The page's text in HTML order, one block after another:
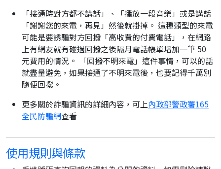
「接通時對方都不講話」、「播放一段音樂」或是講話
「謝謝您的來電，再見」然後就掛掉。 這種類型的來電
可能是要誘騙對方回撥「高收費的付費電話」，在網路
上有網友就有碰過回撥之後隔月電話帳單增加一筆 50
元費用的情況。 「回撥不明來電」這件事情，可以的話
就盡量避免，如果接通了不明來電後，也要記得千萬別
隨便回撥。
更多關於詐騙資訊的詳細內容，可上內政部警政署165
全民防騙網查看
使用規則與條款